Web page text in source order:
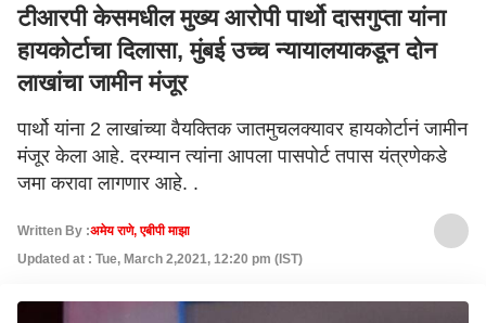
टीआरपी केसमधील मुख्य आरोपी पार्थो दासगुप्ता यांना
हायकोर्टाचा दिलासा, मुंबई उच्च न्यायालयाकडून दोन
लाखांचा जामीन मंजूर
पार्थो यांना 2 लाखांच्या वैयक्तिक जातमुचलक्यावर हायकोर्टानं जामीन
मंजूर केला आहे. दरम्यान त्यांना आपला पासपोर्ट तपास यंत्रणेकडे
जमा करावा लागणार आहे. .
Written By :अमेय राणे, एबीपी माझा
Updated at : Tue, March 2,2021, 12:20 pm (IST)